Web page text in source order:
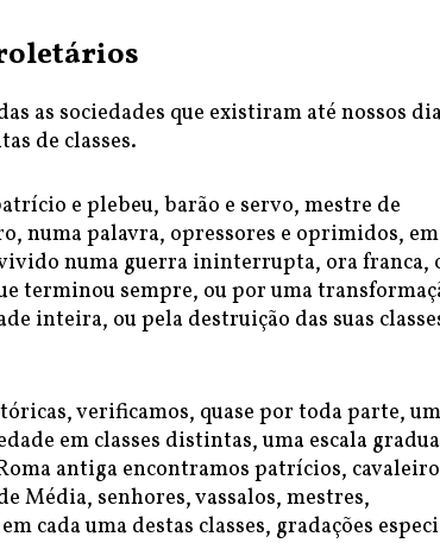
as sociedades que existiram até nossos
de classes.
e plebeu, barão e servo, mestre de
numa palavra, opressores e oprimidos, em
numa guerra ininterrupta, ora franca,
terminou sempre, ou por uma
inteira, ou pela destruição das suas
verificamos, quase por toda parte,
em classes distintas, uma escala
antiga encontramos patrícios,
Média, senhores, vassalos, mestres,
cada uma destas classes, gradações